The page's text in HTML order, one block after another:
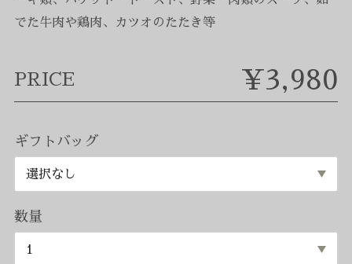
でた牛肉や鶏肉、カツオのたたき等
PRICE ¥3,980
ギフトバッグ
数量